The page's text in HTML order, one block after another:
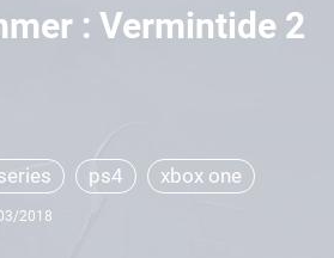
: Vermintide 2
ps4 xbox one
2018